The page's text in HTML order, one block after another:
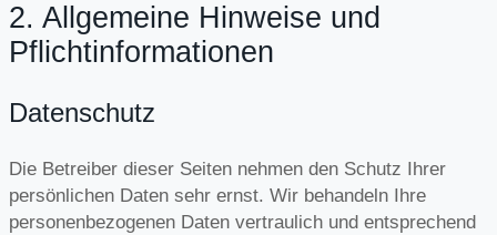
2. Allgemeine Hinweise und
Pflichtinformationen
Datenschutz
Die Betreiber dieser Seiten nehmen den Schutz Ihrer
persönlichen Daten sehr ernst. Wir behandeln Ihre
personenbezogenen Daten vertraulich und entsprechend